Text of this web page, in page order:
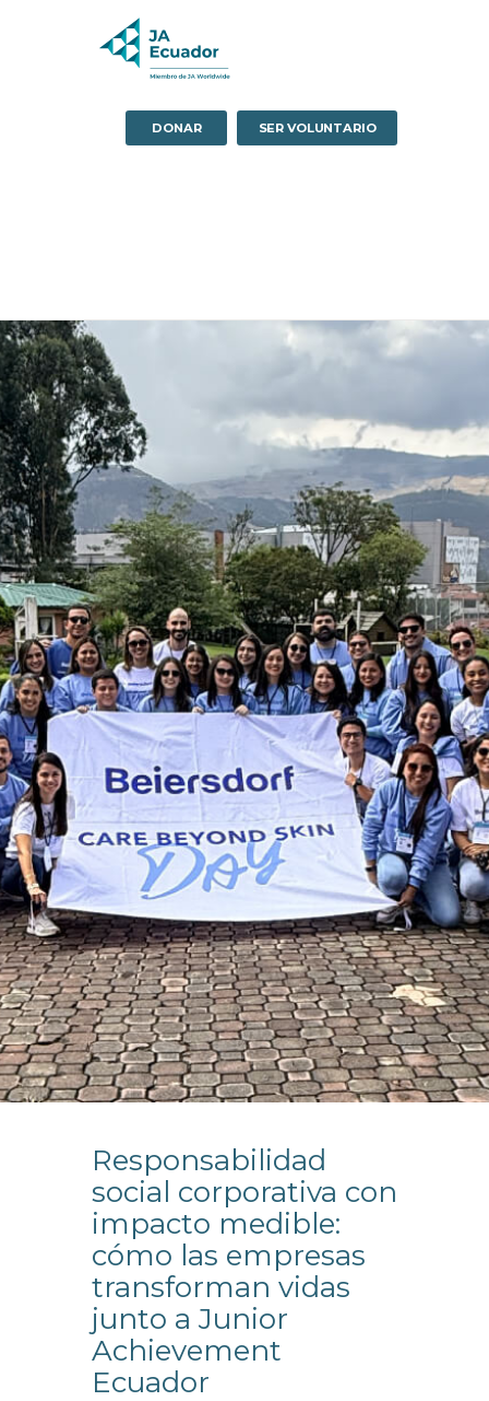
DONAR SER VOLUNTARIO
Responsabilidad
social corporativa con
impacto medible:
cómo las empresas
transforman vidas
junto a Junior
Achievement
Ecuador